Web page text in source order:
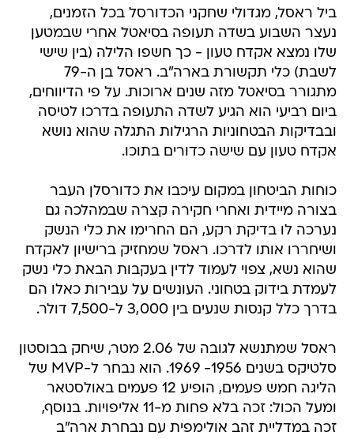
ביל ראסל, מגדולי שחקני הכדורסל בכל הזמנים,
נעצר השבוע בשדה תעופה בסיאטל אחרי שבמטען
שלו נמצא אקדח טעון - כך חשפו הלילה (בין שישי
לשבת) כלי תקשורת בארה"ב. ראסל בן ה-79
מתגורר בסיאטל מזה שנים ארוכות. על פי הדיווחים,
ביום רביעי הוא הגיע לשדה התעופה בדרכו לטיסה
ובבדיקות הבטחוניות הרגילות התגלה שהוא נושא
אקדח טעון עם שישה כדורים בתוכו.
כוחות הביטחון במקום עיכבו את כדורסלן העבר
בצורה מיידית ואחרי חקירה קצרה שבמהלכה גם
נערכה לו בדיקת רקע, הם החרימו את כלי הנשק
ושיחררו אותו לדרכו. ראסל שמחזיק ברישיון לאקדח
שהוא נשא, צפוי לעמוד לדין בעקבות הבאת כלי נשק
לעמדת בידוק בטחוני. העונשים על עבירות כאלו הם
בדרך כלל קנסות שנעים בין 3,000 ל-7,500 דולר.
ראסל שמתנשא לגובה של 2.06 מטר, שיחק בבוסטון
סלטיקס בשנים 1956- 1969. הוא נבחר ל-MVP של
הליגה חמש פעמים, הופיע 12 פעמים באולסטאר
ומעל הכול: זכה בלא פחות מ-11 אליפויות. בנוסף,
זכה במדליית זהב אולימפית עם נבחרת ארה"ב